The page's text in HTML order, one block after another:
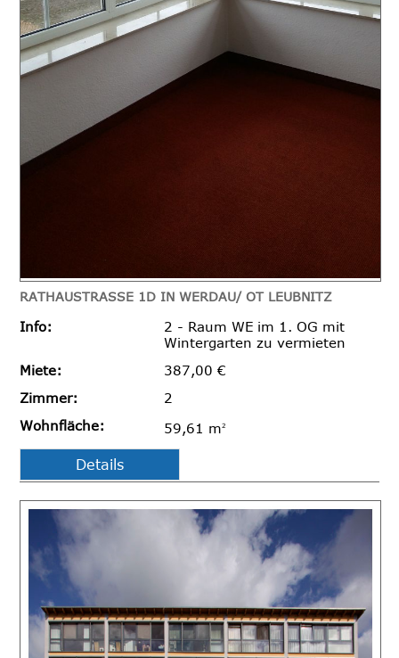
RATHAUSTRASSE 1D IN WERDAU/ OT LEUBNITZ
Info:
2 - Raum WE im 1. OG mit
Wintergarten zu vermieten
Miete:
387,00 €
Zimmer:
2
Wohnfläche:
59,61 m2
Details